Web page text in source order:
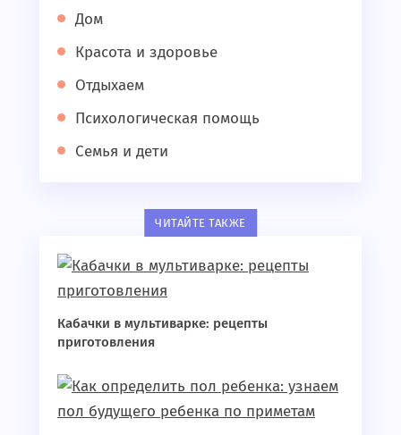
Дом
Красота и здоровье
Отдыхаем
Психологическая помощь
Семья и дети
ЧИТАЙТЕ ТАКЖЕ
Кабачки в мультиварке: рецепты
приготовления